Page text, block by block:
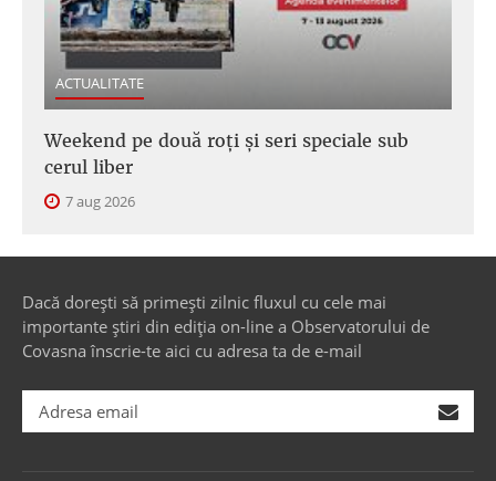
ACTUALITATE
Weekend pe două roți și seri speciale sub
cerul liber
7 aug 2026
Dacă dorești să primești zilnic fluxul cu cele mai
importante știri din ediția on-line a Observatorului de
Covasna înscrie-te aici cu adresa ta de e-mail